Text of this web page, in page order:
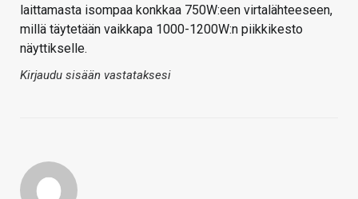
laittamasta isompaa konkkaa 750W:een virtalähteeseen,
millä täytetään vaikkapa 1000-1200W:n piikkikesto
näyttikselle.
Kirjaudu sisään vastataksesi